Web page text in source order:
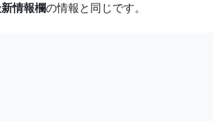
情報欄の情報と同じです。